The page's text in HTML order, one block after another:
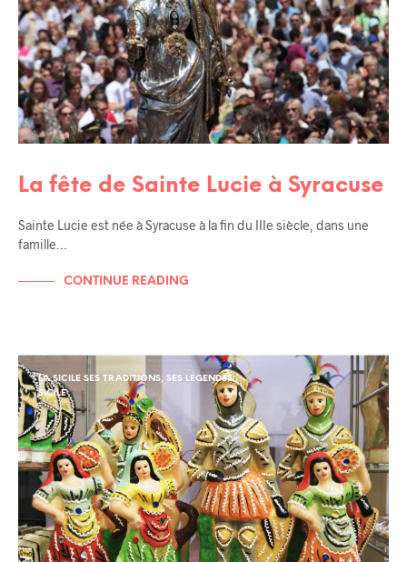
La fête de Sainte Lucie à Syracuse
Sainte Lucie est née à Syracuse à la fin du IIIe siècle, dans une
famille…
CONTINUE READING
LA SICILE SES TRADITIONS, SES LÉGENDES
SICILE